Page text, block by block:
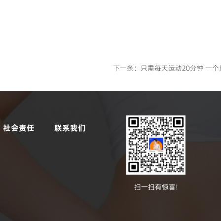
下一条： 只需每天运动20分钟 一
社会责任 联系我们
扫一扫有惊喜!